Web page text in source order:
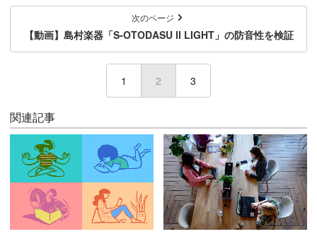
次のページ
【動画】島村楽器「S-OTODASU Ⅱ LIGHT」の防音性を検証
1 2 (current)
3
関連記事